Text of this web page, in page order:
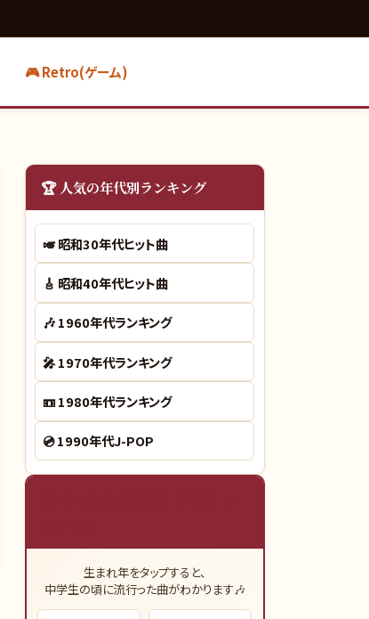
🎮 Retro(ゲーム)
🏆 人気の年代別ランキング
🎺昭和30年代ヒット曲
🎸 昭和40年代ヒット曲
🎶1960年代ランキング
🎤1970年代ランキング
📼1980年代ランキング
💿1990年代J-POP
生まれ年をタップすると、
中学生の頃に流行った曲がわかります🎶